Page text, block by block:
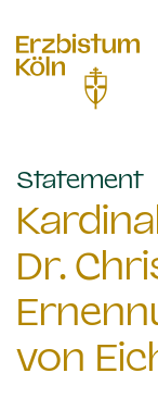
Statement:
Dr.
von